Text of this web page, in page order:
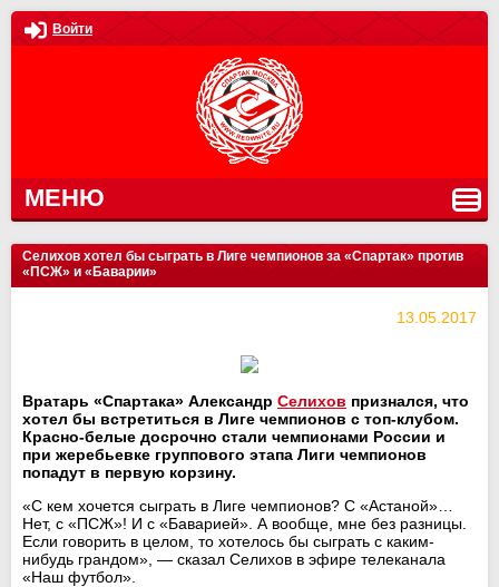
Войти
МЕНЮ
Селихов хотел бы сыграть в Лиге чемпионов за «Спартак» против
«ПСЖ» и «Баварии»
13.05.2017
Вратарь «Спартака» Александр Селихов признался, что
хотел бы встретиться в Лиге чемпионов с топ-клубом.
Красно-белые досрочно стали чемпионами России и
при жеребьевке группового этапа Лиги чемпионов
попадут в первую корзину.
«С кем хочется сыграть в Лиге чемпионов? С «Астаной»…
Нет, с «ПСЖ»! И с «Баварией». А вообще, мне без разницы.
Если говорить в целом, то хотелось бы сыграть с каким-
нибудь грандом», — сказал Селихов в эфире телеканала
«Наш футбол».